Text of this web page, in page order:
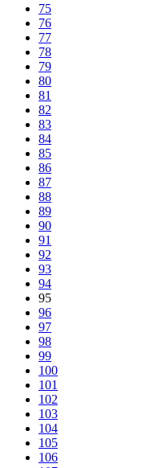
75
76
77
78
79
80
81
82
83
84
85
86
87
88
89
90
91
92
93
94
95
96
97
98
99
100
101
102
103
104
105
106